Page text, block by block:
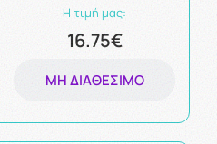
Η τιμή μας:
16.75€
ΜΗ ΔΙΑΘΈΣΙΜΟ